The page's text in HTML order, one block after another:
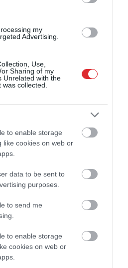
my
Advertising.
Use,
Sharing of my
Unrelated with the
collected.
to enable storage
like cookies on web or
data to be sent to
purposes.
to send me
to enable storage
cookies on web or
Somijas izlases hokejists
pēc dīvaina incidenta
Pēc sensacionālā
triumfa FCSB īpašnieks vārās